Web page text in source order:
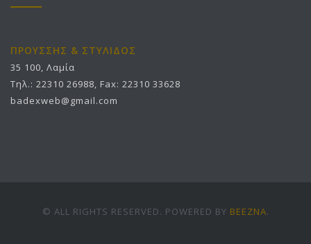
ΠΡΟΥΣΣΗΣ & ΣΤΥΛΙΔΟΣ
35 100, Λαμία
Τηλ.: 22310 26988, Fax: 22310 33628
badexweb@gmail.com
© ALL RIGHTS RESERVED. POWERED BY BEEZNA.